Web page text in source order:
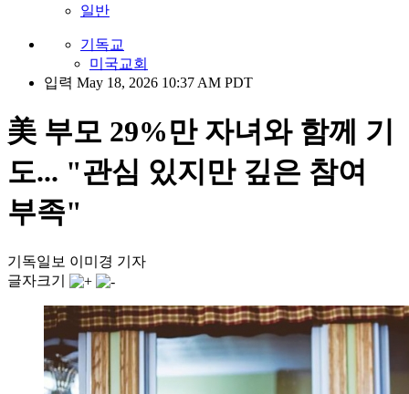
일반
기독교
미국교회
입력 May 18, 2026 10:37 AM PDT
美 부모 29%만 자녀와 함께 기
도... "관심 있지만 깊은 참여
부족"
기독일보 이미경 기자
글자크기